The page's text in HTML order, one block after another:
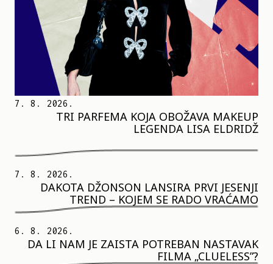
7. 8. 2026.
TRI PARFEMA KOJA OBOŽAVA MAKEUP
LEGENDA LISA ELDRIDŽ
7. 8. 2026.
DAKOTA DŽONSON LANSIRA PRVI JESENJI
TREND – KOJEM SE RADO VRAĆAMO
6. 8. 2026.
DA LI NAM JE ZAISTA POTREBAN NASTAVAK
FILMA „CLUELESS”?